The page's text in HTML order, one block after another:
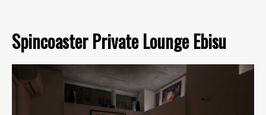
Spincoaster Private Lounge Ebisu